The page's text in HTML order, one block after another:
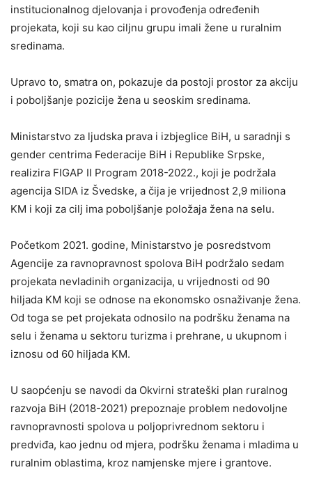
institucionalnog djelovanja i provođenja određenih
projekata, koji su kao ciljnu grupu imali žene u ruralnim
sredinama.
Upravo to, smatra on, pokazuje da postoji prostor za akciju
i poboljšanje pozicije žena u seoskim sredinama.
Ministarstvo za ljudska prava i izbjeglice BiH, u saradnji s
gender centrima Federacije BiH i Republike Srpske,
realizira FIGAP II Program 2018-2022., koji je podržala
agencija SIDA iz Švedske, a čija je vrijednost 2,9 miliona
KM i koji za cilj ima poboljšanje položaja žena na selu.
Početkom 2021. godine, Ministarstvo je posredstvom
Agencije za ravnopravnost spolova BiH podržalo sedam
projekata nevladinih organizacija, u vrijednosti od 90
hiljada KM koji se odnose na ekonomsko osnaživanje žena.
Od toga se pet projekata odnosilo na podršku ženama na
selu i ženama u sektoru turizma i prehrane, u ukupnom i
iznosu od 60 hiljada KM.
U saopćenju se navodi da Okvirni strateški plan ruralnog
razvoja BiH (2018-2021) prepoznaje problem nedovoljne
ravnopravnosti spolova u poljoprivrednom sektoru i
predviđa, kao jednu od mjera, podršku ženama i mladima u
ruralnim oblastima, kroz namjenske mjere i grantove.